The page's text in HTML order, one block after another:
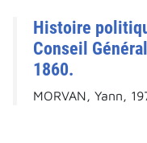
Histoire
Conseil
1860.
MORVAN, Yann,